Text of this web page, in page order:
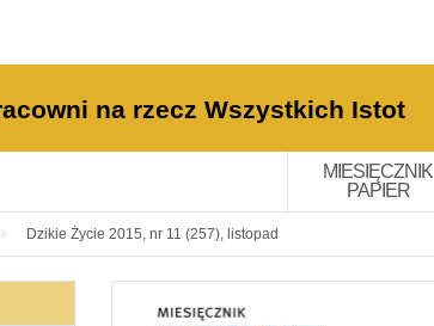
na rzecz Wszystkich Istot
MIESIĘCZNIK
PAPIER
Dzikie Życie 2015, nr 11 (257), listopad